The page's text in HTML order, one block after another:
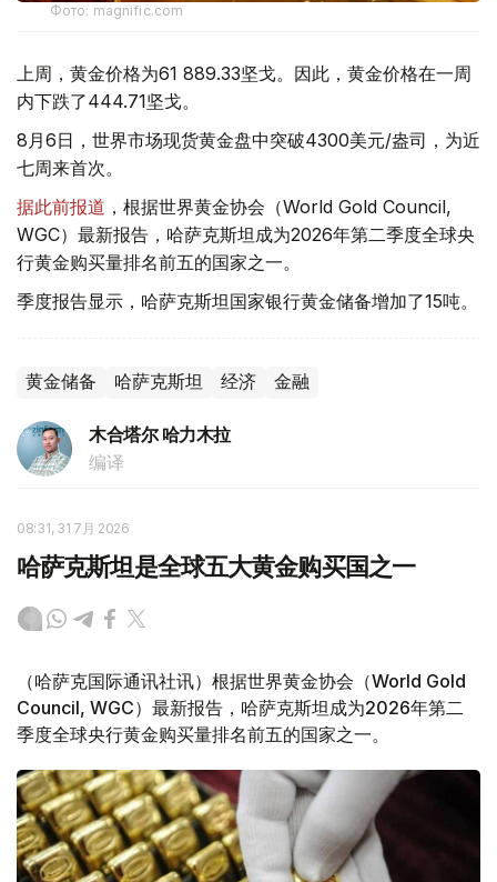
Фото: magnific.com
上周，黄金价格为61 889.33坚戈。因此，黄金价格在一周
内下跌了444.71坚戈。
8月6日，世界市场现货黄金盘中突破4300美元/盎司，为近
七周来首次。
据此前报道 ，根据世界黄金协会（World Gold Council,
WGC）最新报告，哈萨克斯坦成为2026年第二季度全球央
行黄金购买量排名前五的国家之一。
季度报告显示，哈萨克斯坦国家银行黄金储备增加了15吨。
黄金储备 哈萨克斯坦 经济 金融
木合塔尔 哈力木拉
编译
08:31, 31 7月 2026
哈萨克斯坦是全球五大黄金购买国之一
（哈萨克国际通讯社讯）根据世界黄金协会（World Gold
Council, WGC）最新报告，哈萨克斯坦成为2026年第二
季度全球央行黄金购买量排名前五的国家之一。